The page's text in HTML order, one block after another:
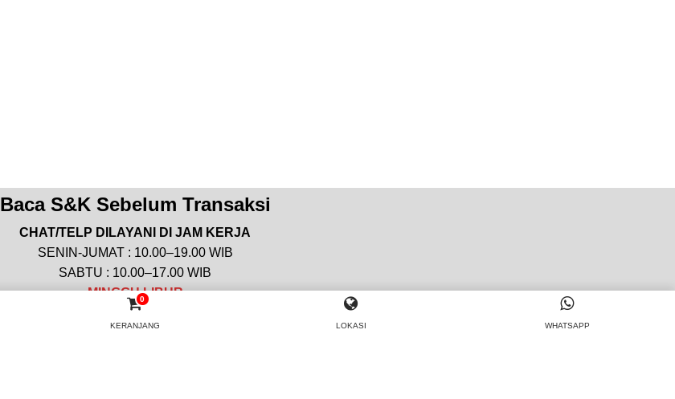
Baca S&K Sebelum Transaksi
CHAT/TELP DILAYANI DI JAM KERJA
SENIN-JUMAT : 10.00–19.00 WIB
SABTU : 10.00–17.00 WIB
MINGGULIBUR
0
KERANJANG LOKASI WHATSAPP